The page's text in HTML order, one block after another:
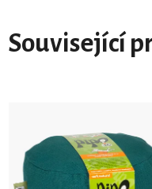
Související